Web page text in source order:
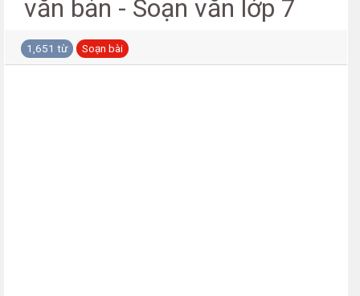
văn bản - Soạn văn lớp 7
1,651 từ Soạn bài